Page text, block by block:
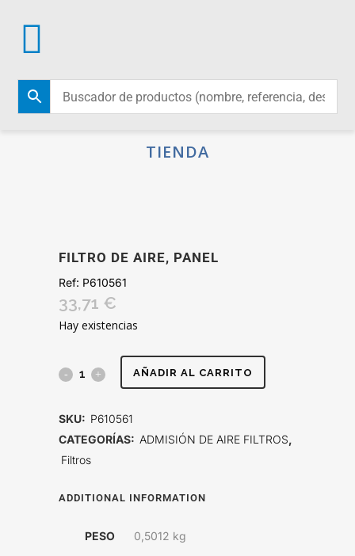
TIENDA
FILTRO DE AIRE, PANEL
Ref: P610561
33,71 €
Hay existencias
FILTRO
PANEL
AÑADIR AL CARRITO
SKU: P610561
CATEGORÍAS: ADMISIÓN DE AIRE FILTROS,
Filtros
ADDITIONAL INFORMATION
PESO 0,5012 kg